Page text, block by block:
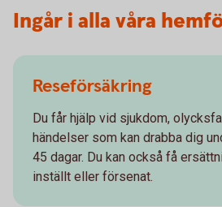
Ingår i alla våra
Reseförsäkring
Du får hjälp vid sjukdom,
händelser som kan drabba dig
45 dagar. Du kan också få
inställt eller försenat.